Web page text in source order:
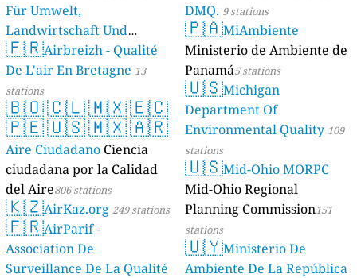
Für Umwelt,
Landwirtschaft Und
Geologie) 50 stations
🇫🇷Airbreizh - Qualité
De L'air En Bretagne 13
stations
🇧🇴🇨🇱🇲🇽🇪🇨
🇵🇪🇺🇸🇲🇽🇦🇷
Aire Ciudadano Ciencia
ciudadana por la Calidad
del Aire806 stations
🇰🇿AirKaz.org 249 stations
🇫🇷AirParif -
Association De
Surveillance De La Qualité
DMQ. 9 stations
🇵🇦MiAmbiente
Ministerio de Ambiente de
Panamá5 stations
🇺🇸Michigan
Department Of
Environmental Quality 109
stations
🇺🇸Mid-Ohio MORPC
Mid-Ohio Regional
Planning Commission151
stations
🇺🇾Ministerio De
Ambiente De La República